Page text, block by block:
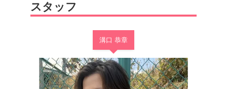
スタッフ
溝口 恭章